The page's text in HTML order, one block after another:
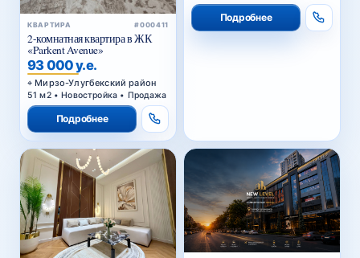
КВАРТИРА #000411
2-комнатная квартира в ЖК
«Parkent Avenue»
93 000 у.е.
Мирзо-Улугбекский район
51 м2 • Новостройка • Продажа
Подробнее
Подробнее